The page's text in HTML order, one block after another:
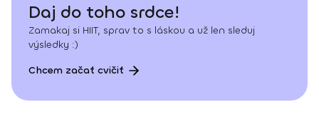
Daj do toho srdce!
Zamakaj si HIIT, sprav to s láskou a už len sleduj
výsledky :)
Chcem začať cvičiť